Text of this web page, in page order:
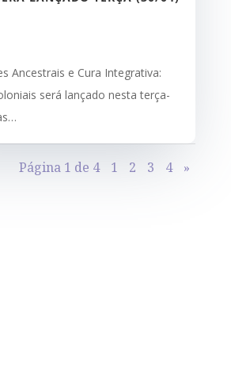
Ancestrais e Cura Integrativa:
será lançado nesta terça-
Página 1 de 4 1 2 3 4 »